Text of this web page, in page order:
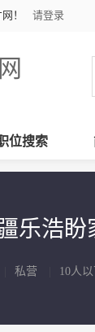
！ 请登录
位搜索
乐浩盼
私营 10人以